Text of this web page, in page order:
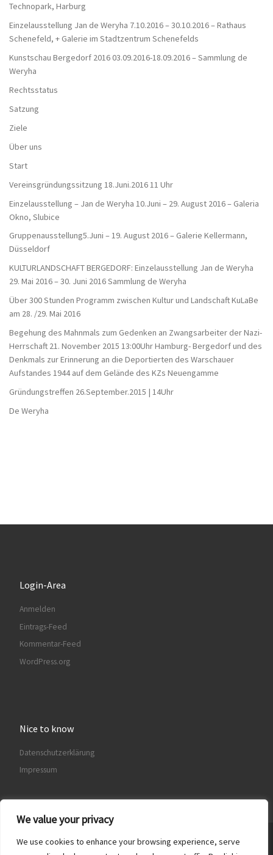
We value your privacy
We use cookies to enhance your browsing experience, serve
Technopark, Harburg
Einzelausstellung Jan de Weryha 7.10.2016 – 30.10.2016 – Rathaus
Schenefeld, + Galerie im Stadtzentrum Schenefelds
Kunstschau Bergedorf 2016 03.09.2016-18.09.2016 – Sammlung de
Weryha
Rechtsstatus
Satzung
Ziele
Über uns
Start
Vereinsgründungssitzung 18.Juni.2016 11 Uhr
Einzelausstellung – Jan de Weryha 10.Juni – 29. August 2016 – Galeria
Okno, Slubice
Gruppenausstellung5.Juni – 19. August 2016 – Galerie Kellermann,
Düsseldorf
KULTURLANDSCHAFT BERGEDORF: Einzelausstellung Jan de Weryha
29. Mai 2016 – 30. Juni 2016 Sammlung de Weryha
Über 300 Stunden Programm zwischen Kultur und Landschaft KuLaBe
am 28. /29. Mai 2016
Begehung des Mahnmals zum Gedenken an Zwangsarbeiter der Nazi-
Herrschaft 21. November 2015 13:00Uhr Hamburg- Bergedorf und des
Denkmals zur Erinnerung an die Deportierten des Warschauer
Aufstandes 1944 auf dem Gelände des KZs Neuengamme
Gründungstreffen 26.September.2015 | 14Uhr
De Weryha
Login-Area
Anmelden
Eintrags-Feed
Kommentar-Feed
WordPress.org
Nice to know
Datenschutzerklärung
Impressum
© 2026Freundeskreis Sammlung de Weryha e.V.– Alle Rechte